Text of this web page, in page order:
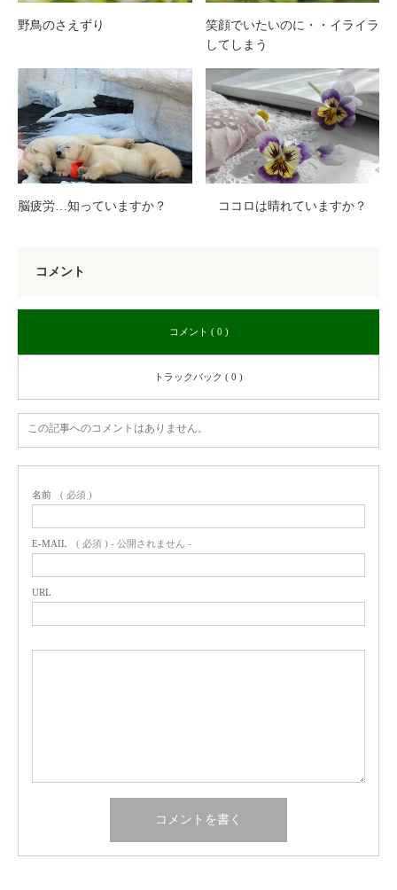
野鳥のさえずり
笑顔でいたいのに・・イライラ
してしまう
脳疲労…知っていますか？ ココロは晴れていますか？
コメント
コメント ( 0 )
トラックバック ( 0 )
この記事へのコメントはありません。
名前 ( 必須 )
E-MAIL ( 必須 ) - 公開されません -
URL